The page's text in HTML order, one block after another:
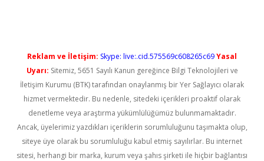
Reklam ve İletişim: Skype: live:.cid.575569c608265c69Yasal
Uyarı: Sitemiz, 5651 Sayılı Kanun gereğince Bilgi Teknolojileri ve
İletişim Kurumu (BTK) tarafından onaylanmış bir Yer Sağlayıcı olarak
hizmet vermektedir. Bu nedenle, sitedeki içerikleri proaktif olarak
denetleme veya araştırma yükümlülüğümüz bulunmamaktadır.
Ancak, üyelerimiz yazdıkları içeriklerin sorumluluğunu taşımakta olup,
siteye üye olarak bu sorumluluğu kabul etmiş sayılırlar. Bu internet
sitesi, herhangi bir marka, kurum veya şahıs şirketi ile hiçbir bağlantısı